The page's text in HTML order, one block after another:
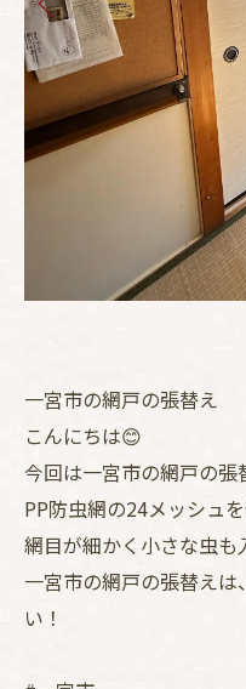
一宮市の網戸の張替え
こんにちは😊
今回は一宮市の網戸の張
PP防虫網の24メッシュ
網目が細かく小さな虫も
一宮市の網戸の張替え
い！